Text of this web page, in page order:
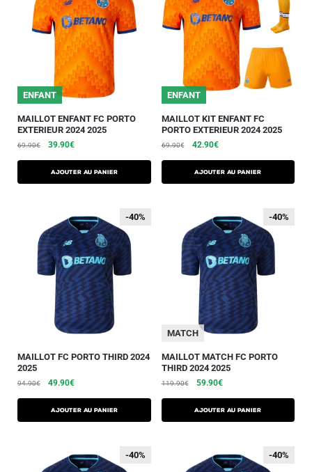
ENFANT
MAILLOT ENFANT FC PORTO
EXTERIEUR 2024 2025
69.90€ 39.90€
AJOUTER AU PANIER
ENFANT
MAILLOT KIT ENFANT FC
PORTO EXTERIEUR 2024 2025
69.90€ 42.90€
AJOUTER AU PANIER
-40%
-40%
MAILLOT FC PORTO THIRD 2024
2025
94.90€ 49.90€
AJOUTER AU PANIER
-40%
-40%
MATCH
MAILLOT MATCH FC PORTO
THIRD 2024 2025
119.90€ 59.90€
AJOUTER AU PANIER
-40%
-40% -40%
-40%